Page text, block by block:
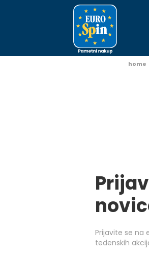
home
Prijavite se na
tedenskih